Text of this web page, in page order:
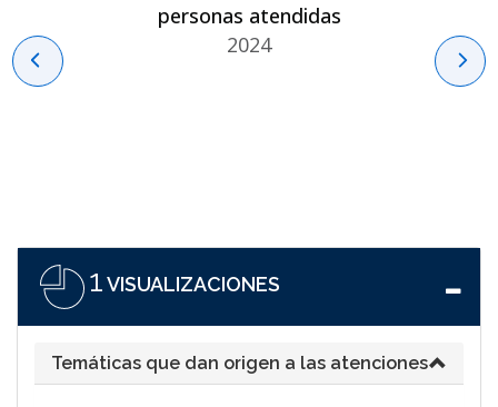
personas atendidas
2024
1VISUALIZACIONES
Temáticas que dan origen a las atenciones